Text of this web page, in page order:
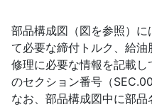
部品構成図（図を参照）
て必要な締付トルク、給
修理に必要な情報を記載
のセクション番号（
なお、部品構成図中に部